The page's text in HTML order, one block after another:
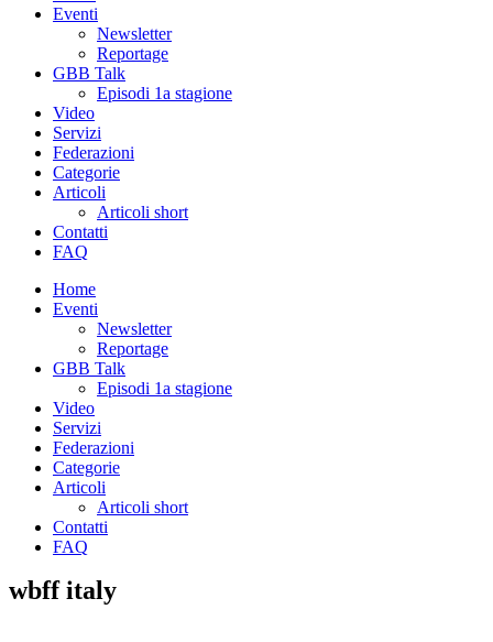
Eventi
Newsletter
Reportage
GBB Talk
Episodi 1a stagione
Video
Servizi
Federazioni
Categorie
Articoli
Articoli short
Contatti
FAQ
Home
Eventi
Newsletter
Reportage
GBB Talk
Episodi 1a stagione
Video
Servizi
Federazioni
Categorie
Articoli
Articoli short
Contatti
FAQ
wbff italy